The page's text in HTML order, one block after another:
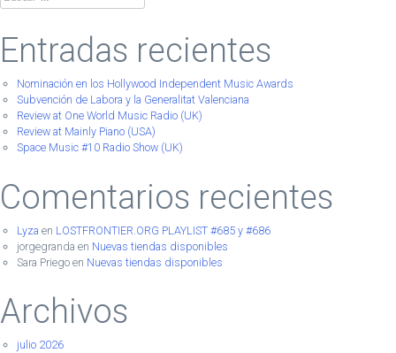
Entradas recientes
Nominación en los Hollywood Independent Music Awards
Subvención de Labora y la Generalitat Valenciana
Review at One World Music Radio (UK)
Review at Mainly Piano (USA)
Space Music #10 Radio Show (UK)
Comentarios recientes
Lyza en LOSTFRONTIER.ORG PLAYLIST #685 y #686
jorgegranda en Nuevas tiendas disponibles
Sara Priegoen Nuevas tiendas disponibles
Archivos
julio 2026